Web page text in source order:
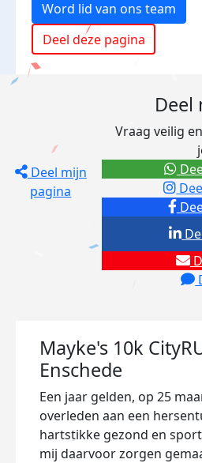
Word lid van ons team
Deel deze pagina
Deel mijn
pagina
Deel
Vraag veilig
Mayke's 10k
Enschede
Een jaar gelden, op 25
overleden aan een
hartstikke gezond en
mij daarvoor zorgen